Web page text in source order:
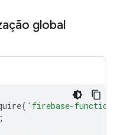
global
( 'firebase-functions'
;